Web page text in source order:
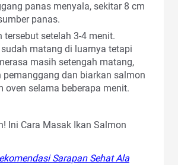
panas menyala, sekitar 8 cm
panas.
tersebut setelah 3-4 menit.
matang di luarnya tetapi
masih setengah matang,
pemanggang dan biarkan salmon
oven selama beberapa menit.
Sarapan Sehat Ala